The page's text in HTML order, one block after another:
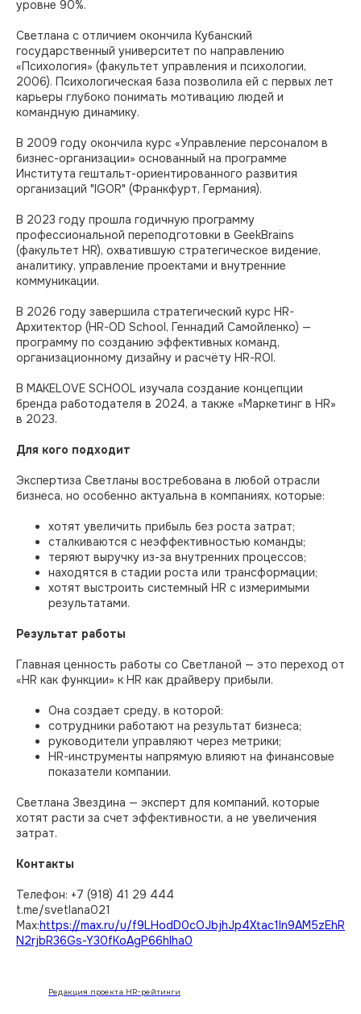
уровне 90%.
Светлана с отличием окончила Кубанский
государственный университет по направлению
«Психология» (факультет управления и психологии,
2006). Психологическая база позволила ей с первых лет
карьеры глубоко понимать мотивацию людей и
командную динамику.
В 2009 году окончила курс «Управление персоналом в
бизнес-организации» основанный на программе
Института гештальт-ориентированного развития
организаций "IGOR" (Франкфурт, Германия).
В 2023 году прошла годичную программу
профессиональной переподготовки в GeekBrains
(факультет HR), охватившую стратегическое видение,
аналитику, управление проектами и внутренние
коммуникации.
В 2026 году завершила стратегический курс HR-
Архитектор (HR-OD School, Геннадий Самойленко) —
программу по созданию эффективных команд,
организационному дизайну и расчёту HR-ROI.
В MAKELOVE SCHOOL изучала создание концепции
бренда работодателя в 2024, а также «Маркетинг в HR»
в 2023.
Для кого подходит
Экспертиза Светланы востребована в любой отрасли
бизнеса, но особенно актуальна в компаниях, которые:
хотят увеличить прибыль без роста затрат;
сталкиваются с неэффективностью команды;
теряют выручку из-за внутренних процессов;
находятся в стадии роста или трансформации;
хотят выстроить системный HR с измеримыми
результатами.
Результат работы
Главная ценность работы со Светланой — это переход от
«HR как функции» к HR как драйверу прибыли.
Она создает среду, в которой:
сотрудники работают на результат бизнеса;
руководители управляют через метрики;
HR-инструменты напрямую влияют на финансовые
показатели компании.
Светлана Звездина — эксперт для компаний, которые
хотят расти за счет эффективности, а не увеличения
затрат.
Контакты
Телефон: +7 (918) 41 29 444
t.me/svetlana021
Max:https://max.ru/u/f9LHodD0cOJbjhJp4Xtac1In9AM5zEhR
N2rjbR36Gs-Y30fKoAgP66hIha0
Редакция проекта HR-рейтинги
Мы в Max
HR-Архитектор